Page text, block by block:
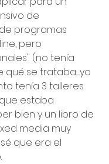
de
programas
pero
(no tenía
se trataba......yo
tenía 3 talleres
estaba
bien y un libro de
media muy
que era el